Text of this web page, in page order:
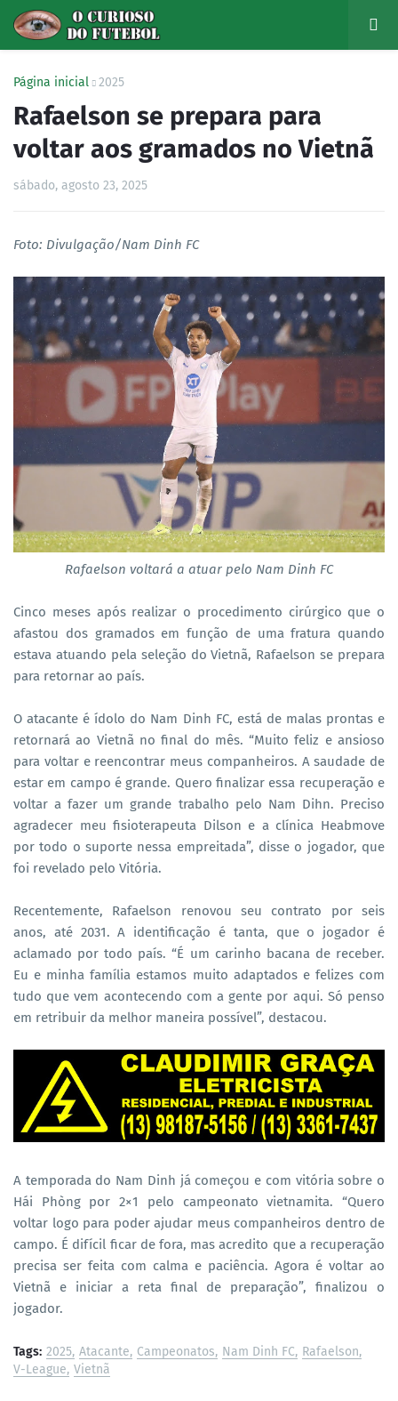
Página inicial 2025
Rafaelson se prepara para
voltar aos gramados no Vietnã
sábado, agosto 23, 2025
Foto: Divulgação/Nam Dinh FC
Rafaelson voltará a atuar pelo Nam Dinh FC
Cinco meses após realizar o procedimento cirúrgico que o
afastou dos gramados em função de uma fratura quando
estava atuando pela seleção do Vietnã, Rafaelson se prepara
para retornar ao país.
O atacante é ídolo do Nam Dinh FC, está de malas prontas e
retornará ao Vietnã no final do mês. “Muito feliz e ansioso
para voltar e reencontrar meus companheiros. A saudade de
estar em campo é grande. Quero finalizar essa recuperação e
voltar a fazer um grande trabalho pelo Nam Dihn. Preciso
agradecer meu fisioterapeuta Dilson e a clínica Heabmove
por todo o suporte nessa empreitada”, disse o jogador, que
foi revelado pelo Vitória.
Recentemente, Rafaelson renovou seu contrato por seis
anos, até 2031. A identificação é tanta, que o jogador é
aclamado por todo país. “É um carinho bacana de receber.
Eu e minha família estamos muito adaptados e felizes com
tudo que vem acontecendo com a gente por aqui. Só penso
em retribuir da melhor maneira possível”, destacou.
A temporada do Nam Dinh já começou e com vitória sobre o
Hái Phòng por 2×1 pelo campeonato vietnamita. “Quero
voltar logo para poder ajudar meus companheiros dentro de
campo. É difícil ficar de fora, mas acredito que a recuperação
precisa ser feita com calma e paciência. Agora é voltar ao
Vietnã e iniciar a reta final de preparação”, finalizou o
jogador.
Tags: 2025 Atacante Campeonatos Nam Dinh FC Rafaelson
V-League Vietnã